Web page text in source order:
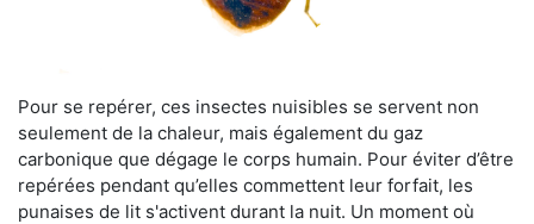
Pour se repérer, ces insectes nuisibles se servent non
seulement de la chaleur, mais également du gaz
carbonique que dégage le corps humain. Pour éviter d’être
repérées pendant qu’elles commettent leur forfait, les
punaises de lit s'activent durant la nuit. Un moment où